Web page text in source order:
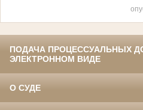
ПОДАЧА ПРОЦЕССУАЛЬНЫХ
ЭЛЕКТРОННОМ ВИДЕ
О СУДЕ